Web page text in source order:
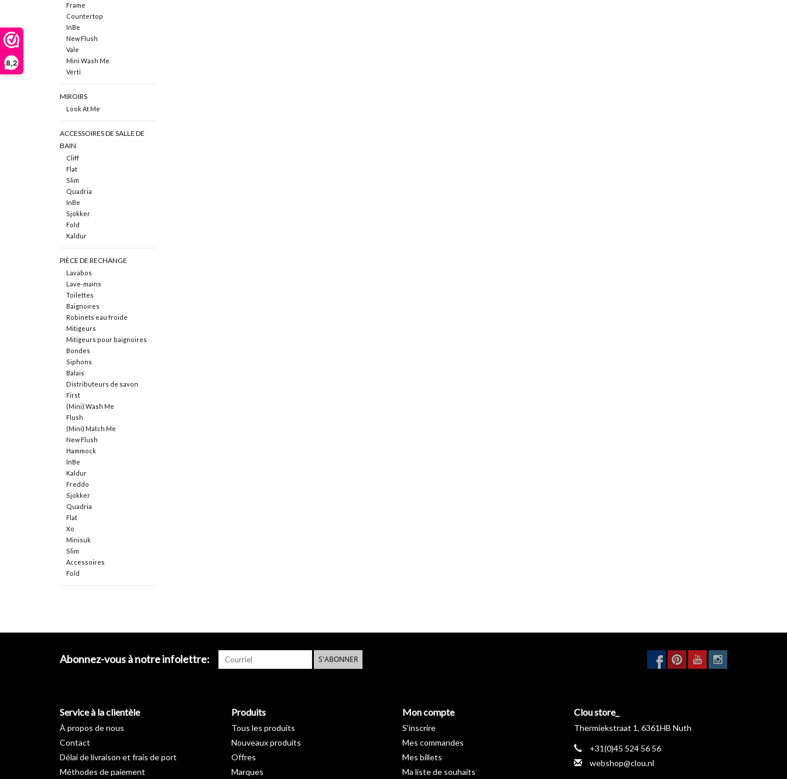
8,2
Frame
Countertop
InBe
New Flush
Vale
Mini Wash Me
Verti
MIROIRS
Look At Me
ACCESSOIRES DE SALLE DE
BAIN
Cliff
Flat
Slim
Quadria
InBe
Sjokker
Fold
Kaldur
PIÈCE DE RECHANGE
Lavabos
Lave-mains
Toilettes
Baignoires
Robinets eau froide
Mitigeurs
Mitigeurs pour baignoires
Bondes
Siphons
Balais
Distributeurs de savon
First
(Mini) Wash Me
Flush
(Mini) Match Me
New Flush
Hammock
InBe
Kaldur
Freddo
Sjokker
Quadria
Flat
Xo
Minisuk
Slim
Accessoires
Fold
Abonnez-vous à notre infolettre: S'ABONNER
Service à la clientèle
À propos de nous
Contact
Délai de livraison et frais de port
Méthodes de paiement
Produits
Tous les produits
Nouveaux produits
Offres
Marques
Mon compte
S'inscrire
Mes commandes
Mes billets
Ma liste de souhaits
Clou store_
Thermiekstraat 1, 6361HB Nuth
+31(0)45 524 56 56
webshop@clou.nl